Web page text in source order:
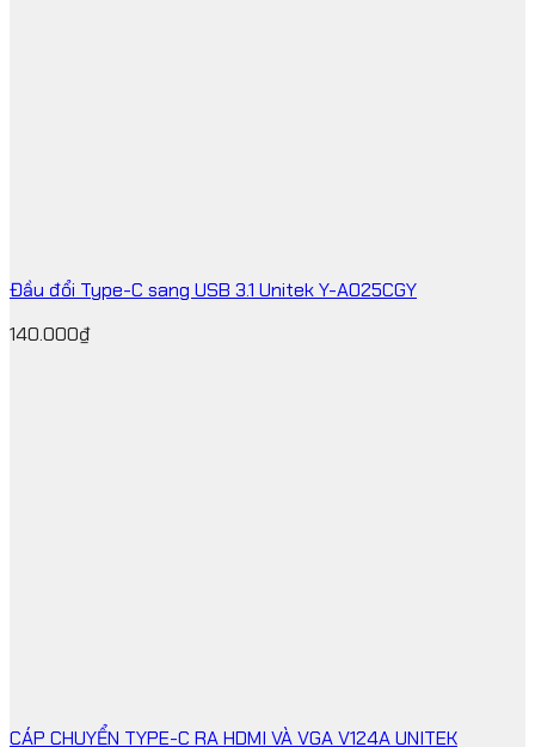
Đầu đổi Type-C sang USB 3.1 Unitek Y-A025CGY
140.000₫
CÁP CHUYỂN TYPE-C RA HDMI VÀ VGA V124A UNITEK